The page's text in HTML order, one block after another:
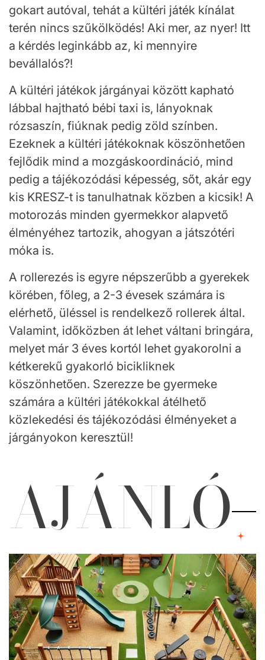
gokart autóval, tehát a kültéri játék kínálat
terén nincs szűkölködés! Aki mer, az nyer! Itt
a kérdés leginkább az, ki mennyire
bevállalós?!
A kültéri játékok járgányai között kapható
lábbal hajtható bébi taxi is, lányoknak
rózsaszín, fiúknak pedig zöld színben.
Ezeknek a kültéri játékoknak köszönhetően
fejlődik mind a mozgáskoordináció, mind
pedig a tájékozódási képesség, sőt, akár egy
kis KRESZ-t is tanulhatnak közben a kicsik! A
motorozás minden gyermekkor alapvető
élményéhez tartozik, ahogyan a játszótéri
móka is.
A rollerezés is egyre népszerűbb a gyerekek
körében, főleg, a 2-3 évesek számára is
elérhető, üléssel is rendelkező rollerek által.
Valamint, időközben át lehet váltani bringára,
melyet már 3 éves kortól lehet gyakorolni a
kétkerekű gyakorló bicikliknek
köszönhetően. Szerezze be gyermeke
számára a kültéri játékokkal átélhető
közlekedési és tájékozódási élményeket a
járgányokon keresztül!
AJÁNLÓ